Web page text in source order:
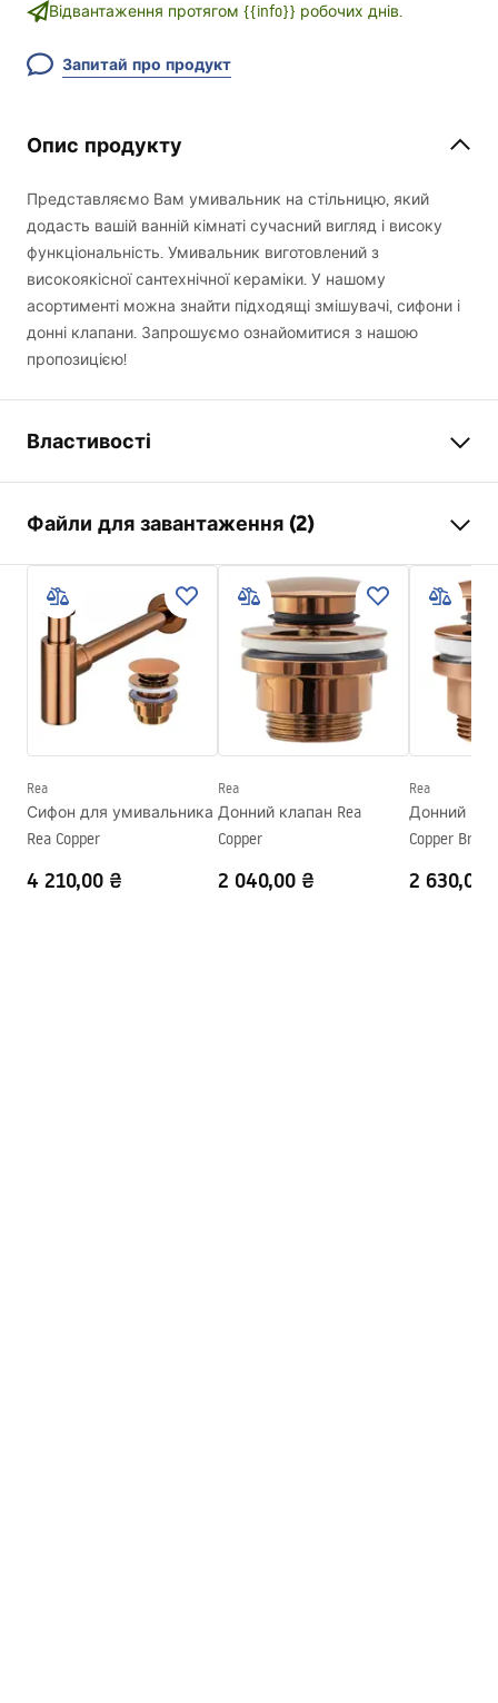
Відвантаження протягом {{info}} робочих днів.
Запитай про продукт
Опис продукту
Представляємо Вам умивальник на стільницю, який
додасть вашій ванній кімнаті сучасний вигляд і високу
функціональність. Умивальник виготовлений з
високоякісної сантехнічної кераміки. У нашому
асортименті можна знайти підходящі змішувачі, сифони і
донні клапани. Запрошуємо ознайомитися з нашою
пропозицією!
Властивості
Матеріал
Санітарна кераміка
Колір
Імітація каменю
Оздоблення
Матовий
Довжина
515мм
Ширина
400мм
175мм
155мм
Форма
Отвір на змішувач
Ні
Файли для завантаження (2)
Інструкція з монтажу
Basin.pdf
Умови гарантії
Warranty_Terms_and_Conditions_Basins_-_5.pdf
Rea
Сифон для умивальника
Rea Copper
4 210,00 ₴
Rea
Донний клапан Rea
Copper
2 040,00 ₴
Rea
Донний
Copper Brush
2 630,00